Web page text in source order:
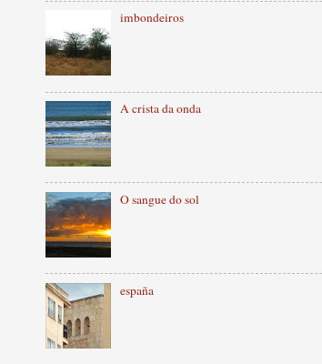
imbondeiros
A crista da onda
O sangue do sol
españa